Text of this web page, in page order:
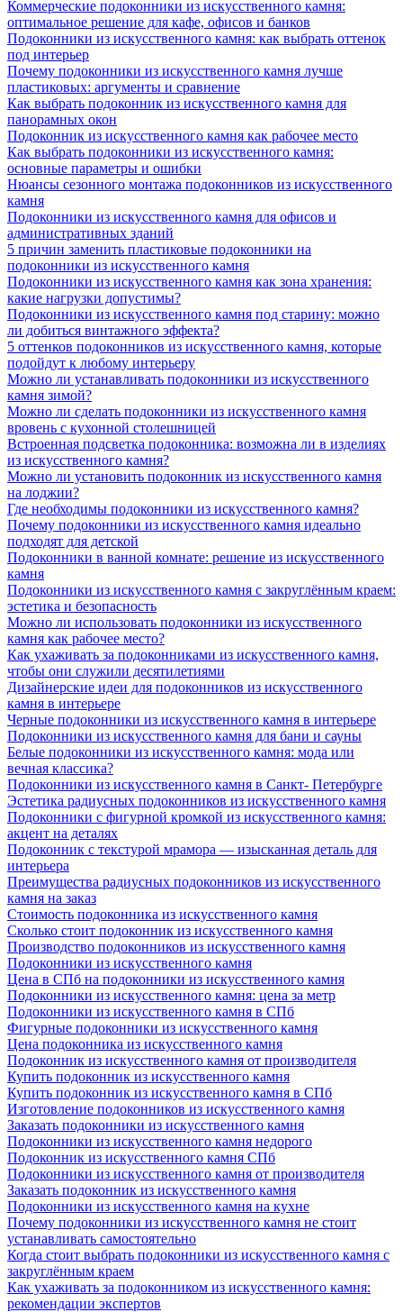
Коммерческие подоконники из искусственного камня:
оптимальное решение для кафе, офисов и банков
Подоконники из искусственного камня: как выбрать оттенок
под интерьер
Почему подоконники из искусственного камня лучше
пластиковых: аргументы и сравнение
Как выбрать подоконник из искусственного камня для
панорамных окон
Подоконник из искусственного камня как рабочее место
Как выбрать подоконники из искусственного камня:
основные параметры и ошибки
Нюансы сезонного монтажа подоконников из искусственного
камня
Подоконники из искусственного камня для офисов и
административных зданий
5 причин заменить пластиковые подоконники на
подоконники из искусственного камня
Подоконники из искусственного камня как зона хранения:
какие нагрузки допустимы?
Подоконники из искусственного камня под старину: можно
ли добиться винтажного эффекта?
5 оттенков подоконников из искусственного камня, которые
подойдут к любому интерьеру
Можно ли устанавливать подоконники из искусственного
камня зимой?
Можно ли сделать подоконники из искусственного камня
вровень с кухонной столешницей
Встроенная подсветка подоконника: возможна ли в изделиях
из искусственного камня?
Можно ли установить подоконник из искусственного камня
на лоджии?
Где необходимы подоконники из искусственного камня?
Почему подоконники из искусственного камня идеально
подходят для детской
Подоконники в ванной комнате: решение из искусственного
камня
Подоконники из искусственного камня с закруглённым краем:
эстетика и безопасность
Можно ли использовать подоконники из искусственного
камня как рабочее место?
Как ухаживать за подоконниками из искусственного камня,
чтобы они служили десятилетиями
Дизайнерские идеи для подоконников из искусственного
камня в интерьере
Черные подоконники из искусственного камня в интерьере
Подоконники из искусственного камня для бани и сауны
Белые подоконники из искусственного камня: мода или
вечная классика?
Подоконники из искусственного камня в Санкт- Петербурге
Эстетика радиусных подоконников из искусственного камня
Подоконники с фигурной кромкой из искусственного камня:
акцент на деталях
Подоконник с текстурой мрамора — изысканная деталь для
интерьера
Преимущества радиусных подоконников из искусственного
камня на заказ
Стоимость подоконника из искусственного камня
Сколько стоит подоконник из искусственного камня
Производство подоконников из искусственного камня
Подоконники из искусственного камня
Цена в СПб на подоконники из искусственного камня
Подоконники из искусственного камня: цена за метр
Подоконники из искусственного камня в СПб
Фигурные подоконники из искусственного камня
Цена подоконника из искусственного камня
Подоконник из искусственного камня от производителя
Купить подоконник из искусственного камня
Купить подоконник из искусственного камня в СПб
Изготовление подоконников из искусственного камня
Заказать подоконники из искусственного камня
Подоконники из искусственного камня недорого
Подоконник из искусственного камня СПб
Подоконники из искусственного камня от производителя
Заказать подоконник из искусственного камня
Подоконники из искусственного камня на кухне
Почему подоконники из искусственного камня не стоит
устанавливать самостоятельно
Когда стоит выбрать подоконники из искусственного камня с
закруглённым краем
Как ухаживать за подоконником из искусственного камня:
рекомендации экспертов